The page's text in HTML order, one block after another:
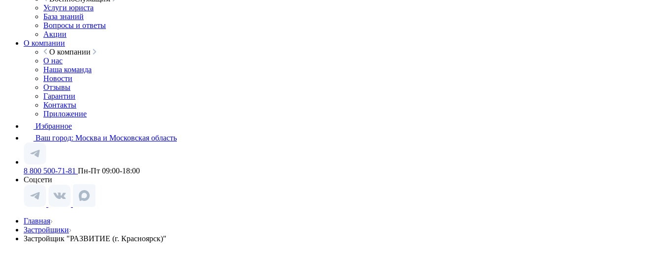
Услуги юриста
База знаний
Вопросы и ответы
Акции
О компании
О компании
О нас
Наша команда
Новости
Отзывы
Гарантии
Контакты
Приложение
Избранное
Ваш город: Москва и Московская область
8 800 500-71-81 Пн-Пт 09:00-18:00
Соцсети
Главная
Застройщики
Застройщик "РАЗВИТИЕ (г. Красноярск)"